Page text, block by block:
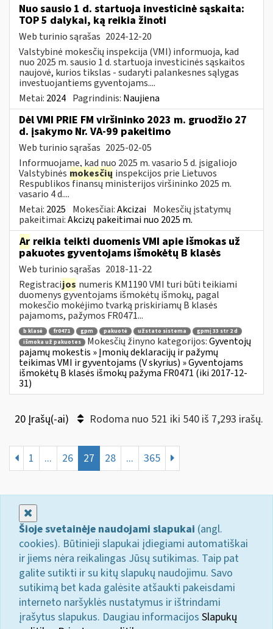
Nuo sausio 1 d. startuoja investicinė sąskaita:
TOP 5 dalykai, ką reikia žinoti
Web turinio sąrašas 2024-12-20
Valstybinė mokesčių inspekcija (VMI) informuoja, kad
nuo 2025 m. sausio 1 d. startuoja investicinės sąskaitos
naujovė, kurios tikslas - sudaryti palankesnes sąlygas
investuojantiems gyventojams....
Metai: 2024 Pagrindinis: Naujiena
Dėl VMI PRIE FM viršininko 2023 m. gruodžio 27
d. įsakymo Nr. VA-99 pakeitimo
Web turinio sąrašas 2025-02-05
Informuojame, kad nuo 2025 m. vasario 5 d. įsigaliojo
Valstybinės mokesčių inspekcijos prie Lietuvos
Respublikos finansų ministerijos viršininko 2025 m.
vasario 4 d....
Metai: 2025 Mokesčiai:Akcizai Mokesčių įstatymų
pakeitimai:Akcizų pakeitimai nuo 2025 m.
Ar reikia teikti duomenis VMI apie išmokas už
pakuotes gyventojams išmokėtų B klasės
Web turinio sąrašas 2018-11-22
Registracijos numeris KM1190 VMI turi būti teikiami
duomenys gyventojams išmokėtų išmokų, pagal
mokesčio mokėjimo tvarką priskiriamų B klasės
pajamoms, pažymos FR0471...
b klasė fr0471 gpm pakuotė užstato sistema
gpmį 33 str 2 d
išmoka už pakuotes
Mokesčių žinyno kategorijos:Gyventojų
pajamų mokestis » Įmonių deklaracijų ir pažymų
teikimas VMI ir gyventojams (V skyrius) » Gyventojams
išmokėtų B klasės išmokų pažyma FR0471 (iki 2017-12-
31)
20 Įrašų(-ai) Rodoma nuo 521 iki 540 iš 7,293 irašų.
1 ... 26 27 28 ... 365
Šioje svetainėje naudojami slapukai (angl.
cookies). Būtinieji slapukai įdiegiami automatiškai
ir jiems nėra reikalingas Jūsų sutikimas. Taip pat
galite sutikti ir su kitų slapukų naudojimu. Savo
sutikimą bet kada galėsite atšaukti pakeisdami
interneto naršyklės nustatymus ir ištrindami
įrašytus slapukus. Daugiau informacijos Slapukų